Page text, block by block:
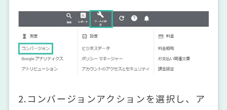
2.コンバージョンアクションを選択し、ア